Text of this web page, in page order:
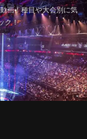
画！種目や大会別に気
ク！